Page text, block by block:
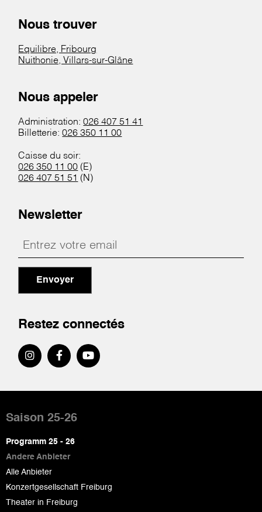
Nous trouver
Equilibre, Fribourg
Nuithonie, Villars-sur-Glâne
Nous appeler
Administration:026 407 51 41
Billetterie:026 350 11 00
Caisse du soir:
026 350 11 00 (E)
026 407 51 51 (N)
Newsletter
Envoyer
Restez connectés
de
page
Saison 25-26
Programm 25 - 26
Andere Anbieter
Alle Anbieter
Konzertgesellschaft Freiburg
Theater in Freiburg